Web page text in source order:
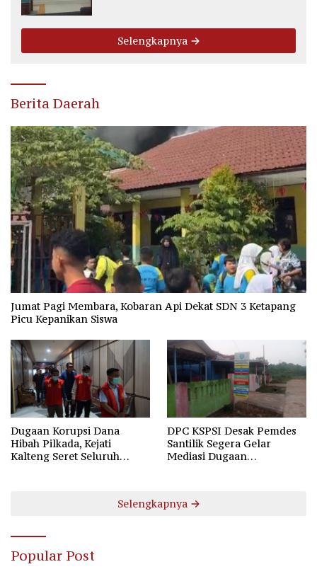
Selengkapnya
Berita Daerah
Jumat Pagi Membara, Kobaran Api Dekat SDN 3 Ketapang
Picu Kepanikan Siswa
Dugaan Korupsi Dana
Hibah Pilkada, Kejati
Kalteng Seret Seluruh
DPC KSPSI Desak Pemdes
Santilik Segera Gelar
Mediasi Dugaan
Selengkapnya
Popular Post